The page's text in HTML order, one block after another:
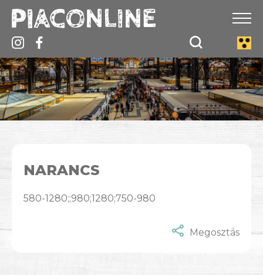
NARANCS
580-1280;;980;1280;750-980
Megosztás